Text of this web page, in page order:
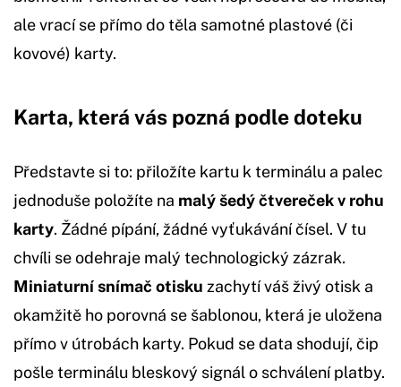
ale vrací se přímo do těla samotné plastové (či
kovové) karty.
Karta, která vás pozná podle doteku
Představte si to: přiložíte kartu k terminálu a palec
jednoduše položíte na malý šedý čtvereček v rohu
karty. Žádné pípání, žádné vyťukávání čísel. V tu
chvíli se odehraje malý technologický zázrak.
Miniaturní snímač otisku zachytí váš živý otisk a
okamžitě ho porovná se šablonou, která je uložena
přímo v útrobách karty. Pokud se data shodují, čip
pošle terminálu bleskový signál o schválení platby.